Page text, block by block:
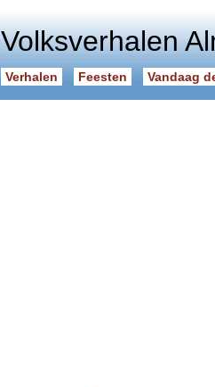
Volksverhalen
Verhalen Feesten Vandaag